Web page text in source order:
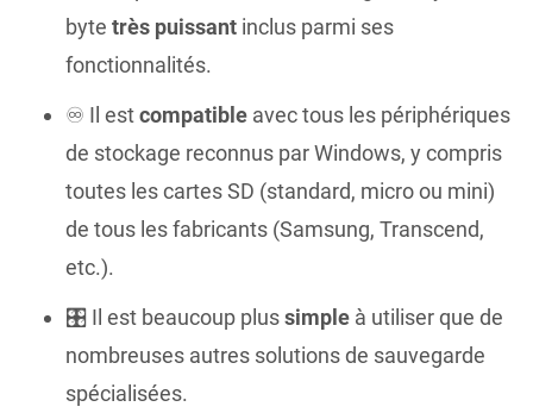
byte très puissant inclus parmi ses
fonctionnalités.
♾️ Il estcompatible avec tous les périphériques
de stockage reconnus par Windows, y compris
toutes les cartes SD (standard, micro ou mini)
de tous les fabricants (Samsung, Transcend,
etc.).
🎛️ Il est beaucoup plussimple à utiliser que de
nombreuses autres solutions de sauvegarde
spécialisées.